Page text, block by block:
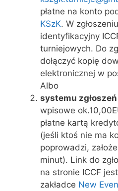
płatne na konto
KSzK. W
identyfikacyjny
turniejowych. Do
dołączyć kopię
elektronicznej w
Albo
systemu
wpisowe
płatne kartą
(jeśli ktoś nie ma
poprowadzi,
minut). Link do
na stronie ICCF
zakładce New